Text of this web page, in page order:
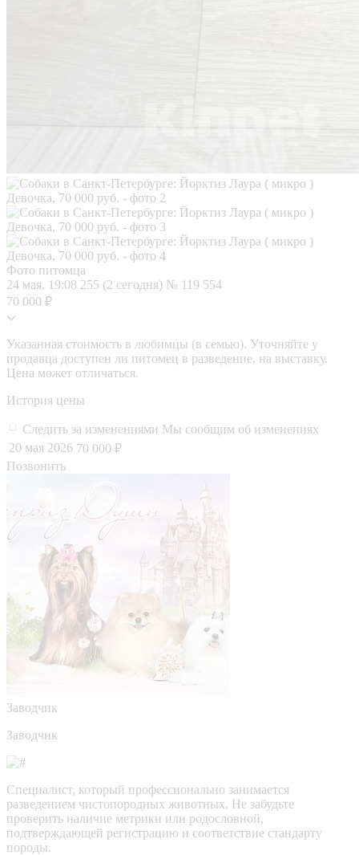
Фото питомца
24 мая, 19:08 255 (2 сегодня) № 119 554
70 000 ₽
Указанная стоимость в любимцы (в семью). Уточняйте у
продавца доступен ли питомец в разведение, на выставку.
Цена может отличаться.
История цены
Следить за изменениями Мы сообщим об изменениях
20 мая 2026 70 000 ₽
Позвонить
Заводчик
Заводчик
Специалист, который профессионально занимается
разведением чистопородных животных. Не забудьте
проверить наличие метрики или родословной,
подтверждающей регистрацию и соответствие стандарту
породы.